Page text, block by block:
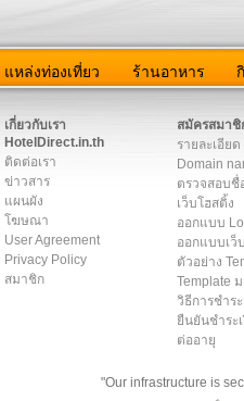
แหล่งท่องเที่ยว ร้านอาหาร
เกี่ยวกับเรา
HotelDirect.in.th
ติดต่อเรา
ข่าวสาร
แผนผัง
โฆษณา
User Agreement
Privacy Policy
สมาชิก
สมัครสมาชิ
รายละเอีย
Domain
ตรวจสอบชื่
เว็บโฮสติ้ง
ออกแบบ
ออกแบบเว็
ตัวอย่าง
Template
วิธีการชำระ
ยืนยันชำระ
ต่ออายุ
"Our infrastructure is